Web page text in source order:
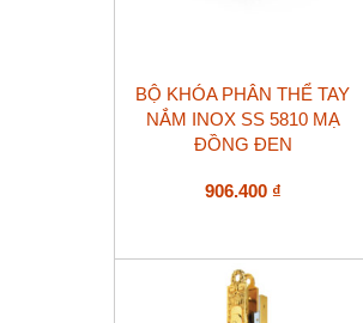
BỘ KHÓA PHÂN THỂ TAY
NẮM INOX SS 5810 MẠ
ĐỒNG ĐEN
906.400 ₫